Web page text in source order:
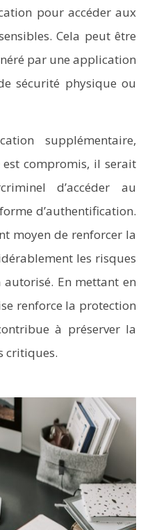
pour accéder aux
Cela peut être
par une application
sécurité physique ou
supplémentaire,
compromis, il serait
d’accéder au
d’authentification.
moyen de renforcer la
les risques
autorisé. En mettant en
renforce la protection
à préserver la
critiques.